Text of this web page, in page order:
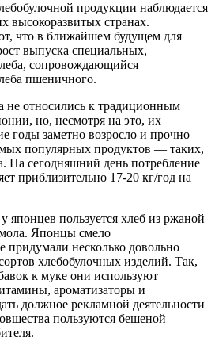
продукции наблюдается
странах.
что в ближайшем будущем для
выпуска специальных,
сопровождающийся
пшеничного.
не относились к традиционным
но, несмотря на это, их
годы заметно возросло и прочно
популярных продуктов — таких,
На сегодняшний день потребление
приблизительно 17-20 кг/год на
пользуется хлеб из ржаной
Японцы смело
придумали несколько довольно
хлебобулочных изделий. Так,
к муке они используют
ароматизаторы и
должное рекламной деятельности
пользуются бешеной